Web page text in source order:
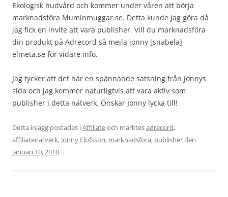
Ekologisk hudvård och kommer under våren att börja
marknadsföra Muminmuggar.se. Detta kunde jag göra då
jag fick en invite att vara publisher. Vill du marknadsföra
din produkt på Adrecord så mejla jonny [snabela]
elmeta.se för vidare info.
Jag tycker att det här en spännande satsning från Jonnys
sida och jag kommer naturligtvis att vara aktiv som
publisher i detta nätverk. Önskar Jonny lycka till!
Detta inlägg postades iAffiliateoch märktesadrecord,
affiliatenätverk, Jonny Elofsson, marknadsföra, publisherden
januari 10, 2010.